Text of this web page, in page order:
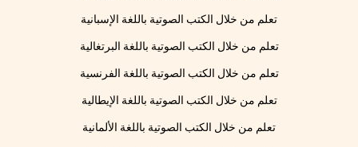
تعلم من خلال الكتب الصوتية باللغة الإسبانية
تعلم من خلال الكتب الصوتية باللغة البرتغالية
تعلم من خلال الكتب الصوتية باللغة الفرنسية
تعلم من خلال الكتب الصوتية باللغة الإيطالية
تعلم من خلال الكتب الصوتية باللغة الألمانية